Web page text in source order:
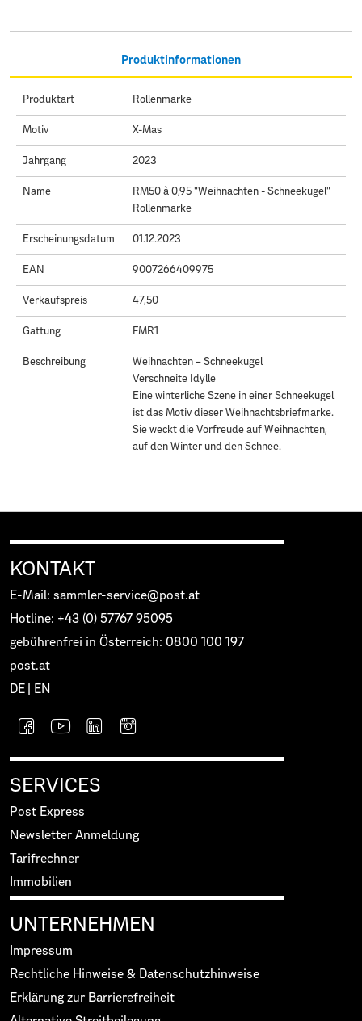
Produktinformationen
Produktart Rollenmarke
Motiv X-Mas
Jahrgang 2023
Name
RM50 à 0,95 "Weihnachten - Schneekugel"
Rollenmarke
Erscheinungsdatum 01.12.2023
EAN 9007266409975
Verkaufspreis 47,50
Gattung FMR1
Beschreibung
Weihnachten – Schneekugel
Verschneite Idylle
Eine winterliche Szene in einer Schneekugel
ist das Motiv dieser Weihnachtsbriefmarke.
Sie weckt die Vorfreude auf Weihnachten,
auf den Winter und den Schnee.
KONTAKT
E-Mail: sammler-service@post.at
Hotline: +43 (0) 57767 95095
gebührenfrei in Österreich: 0800 100 197
post.at
DE
EN
SERVICES
Post Express
Newsletter Anmeldung
Tarifrechner
Immobilien
UNTERNEHMEN
Impressum
Rechtliche Hinweise & Datenschutzhinweise
Erklärung zur Barrierefreiheit